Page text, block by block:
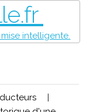
intelligente.
|